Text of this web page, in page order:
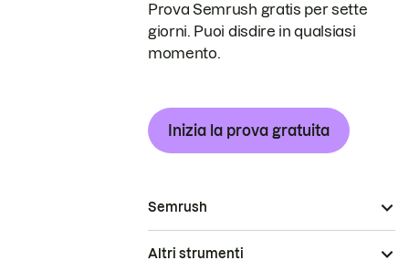
Prova Semrush gratis per sette
giorni. Puoi disdire in qualsiasi
momento.
Inizia la prova gratuita
Semrush
Altri strumenti